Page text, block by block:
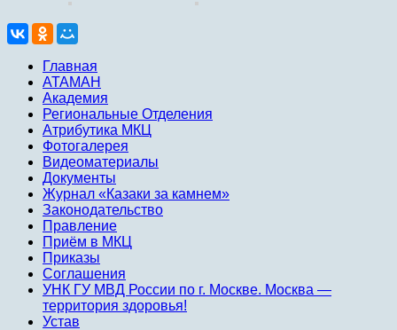
Главная
АТАМАН
Академия
Региональные Отделения
Атрибутика МКЦ
Фотогалерея
Видеоматериалы
Документы
Журнал «Казаки за камнем»
Законодательство
Правление
Приём в МКЦ
Приказы
Соглашения
УНК ГУ МВД России по г. Москве. Москва —
территория здоровья!
Устав